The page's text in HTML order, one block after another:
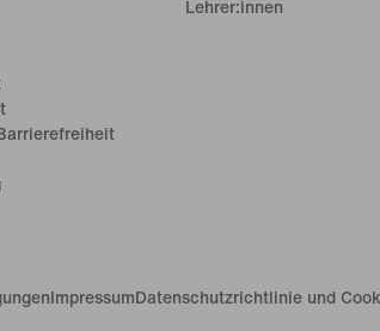
Lehrer:innen
Impressum Datenschutzrichtlinie und